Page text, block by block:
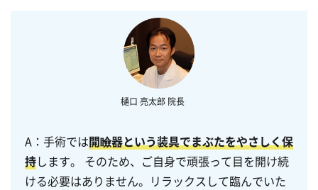
A：手術では開瞼器という装具でまぶたをやさしく保
持します。 そのため、ご自身で頑張って目を開け続
ける必要はありません。リラックスして臨んでいた